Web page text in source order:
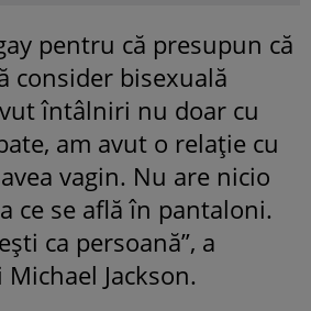
pentru că presupun că
consider bisexuală
întâlniri nu doar cu
am avut o relație cu
vagin. Nu are nicio
ce se află în pantaloni.
ca persoană”, a
Jackson.